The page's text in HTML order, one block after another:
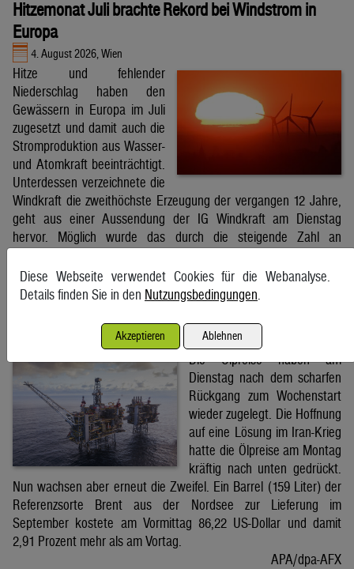
Hitzemonat Juli brachte Rekord bei Windstrom in
Europa
4. August 2026, Wien
Hitze und fehlender
Niederschlag haben den
Gewässern in Europa im Juli
zugesetzt und damit auch die
Stromproduktion aus Wasser-
und Atomkraft beeinträchtigt.
Unterdessen verzeichnete die
Windkraft die zweithöchste Erzeugung der vergangen 12 Jahre,
geht aus einer Aussendung der IG Windkraft am Dienstag
hervor. Möglich wurde das durch die steigende Zahl an
APA
Brent-Ölpreis steigt auf 86,22 US-Dollar
4. August 2026, Wien
Die Ölpreise haben am
Dienstag nach dem scharfen
Rückgang zum Wochenstart
wieder zugelegt. Die Hoffnung
auf eine Lösung im Iran-Krieg
hatte die Ölpreise am Montag
kräftig nach unten gedrückt.
Nun wachsen aber erneut die Zweifel. Ein Barrel (159 Liter) der
Referenzsorte Brent aus der Nordsee zur Lieferung im
September kostete am Vormittag 86,22 US-Dollar und damit
2,91 Prozent mehr als am Vortag.
APA/dpa-AFX
Diese Webseite verwendet Cookies für die Webanalyse.
Details finden Sie in den Nutzungsbedingungen.
Akzeptieren Ablehnen